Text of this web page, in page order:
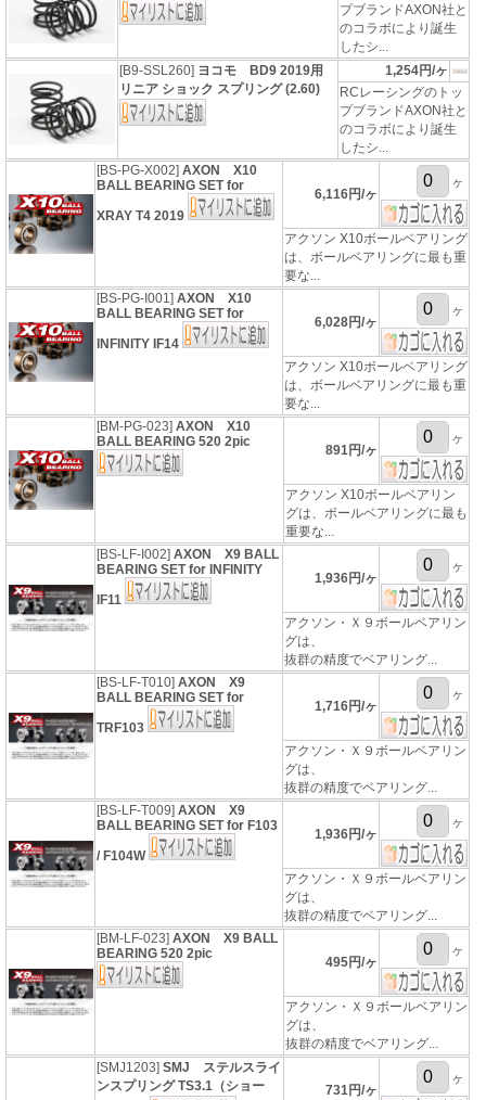
プブランドAXON社と
のコラボにより誕生
したシ...
[B9-SSL260] ヨコモ BD9 2019用
リニア ショック スプリング (2.60)
1,254円/ヶ
RCレーシングのトッ
プブランドAXON社と
のコラボにより誕生
したシ...
[BS-PG-X002]AXON X10
BALL BEARING SET for
XRAY T4 2019
6,116円/ヶ
ヶ
アクソン X10ボールベアリング
は、ボールベアリングに最も重
要な...
[BS-PG-I001]AXON X10
BALL BEARING SET for
INFINITY IF14
6,028円/ヶ
ヶ
アクソン X10ボールベアリング
は、ボールベアリングに最も重
要な...
[BM-PG-023]AXON X10
BALL BEARING 520 2pic
891円/ヶ
ヶ
アクソン X10ボールベアリン
グは、ボールベアリングに最も
重要な...
[BS-LF-I002]AXON X9 BALL
BEARING SET for INFINITY
IF11
1,936円/ヶ
ヶ
アクソン・Ｘ９ボールベアリン
グは、
抜群の精度でベアリング...
[BS-LF-T010]AXON X9
BALL BEARING SET for
TRF103
1,716円/ヶ
ヶ
アクソン・Ｘ９ボールベアリン
グは、
抜群の精度でベアリング...
[BS-LF-T009]AXON X9
BALL BEARING SET for F103
/ F104W
1,936円/ヶ
ヶ
アクソン・Ｘ９ボールベアリン
グは、
抜群の精度でベアリング...
[BM-LF-023]AXON X9 BALL
BEARING 520 2pic
495円/ヶ
ヶ
アクソン・Ｘ９ボールベアリン
グは、
抜群の精度でベアリング...
[SMJ1203]SMJ ステルスライ
ンスプリング TS3.1（ショー
731円/ヶ
ヶ